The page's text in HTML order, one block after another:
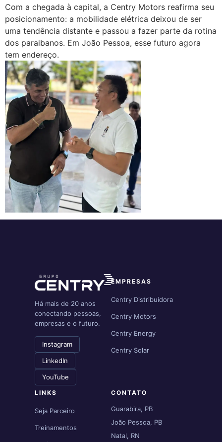
Com a chegada à capital, a Centry Motors reafirma seu
posicionamento: a mobilidade elétrica deixou de ser
uma tendência distante e passou a fazer parte da rotina
dos paraibanos. Em João Pessoa, esse futuro agora
tem endereço.
Há mais de 20 anos
conectando pessoas,
empresas e o futuro.
Instagram
LinkedIn
YouTube
EMPRESAS
Centry Distribuidora
Centry Motors
Centry Energy
Centry Solar
LINKS
Seja Parceiro
Treinamentos
CONTATO
Guarabira, PB
João Pessoa, PB
Natal, RN